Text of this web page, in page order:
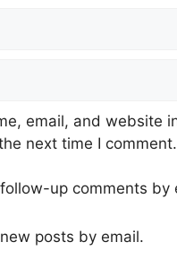
email, and website
next time I comment.
up comments by
posts by email.